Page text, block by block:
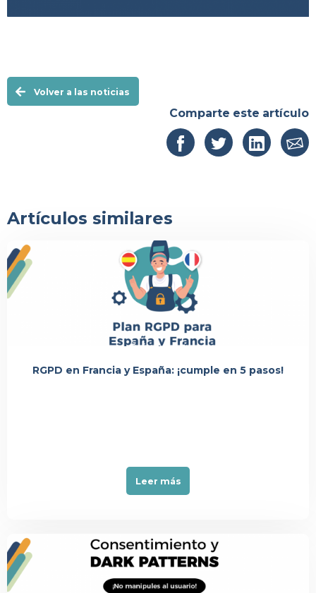
Volver a las noticias
Comparte este artículo
Artículos similares
Événement
RGPD en Francia y España: ¡cumple en 5 pasos!
Leer más